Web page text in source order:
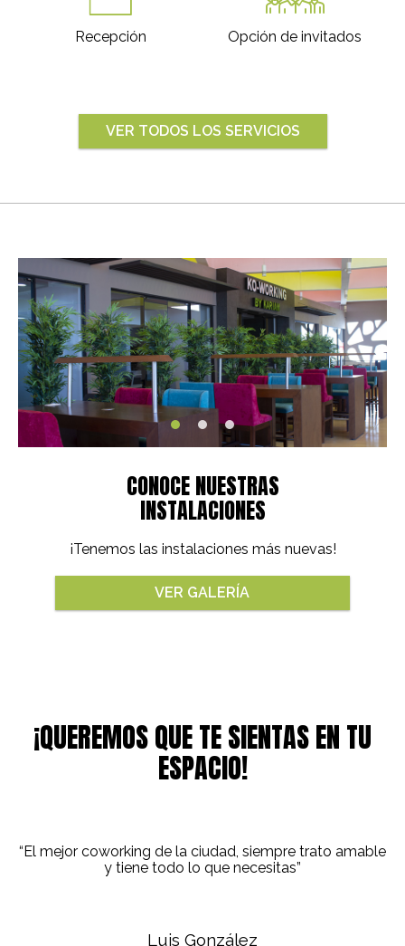
Recepción Opción de invitados
VER TODOS LOS SERVICIOS
CONOCE NUESTRAS
INSTALACIONES
¡Tenemos las instalaciones más nuevas!
VER GALERÍA
¡QUEREMOS QUE TE SIENTAS EN TU
ESPACIO!
“Poder cerrar negocios y pagar solo por las horas que
uso es lo mejor del coworking”
Héctor Ríos